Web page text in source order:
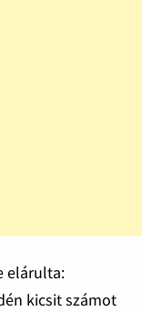
elárulta:
kicsit számot